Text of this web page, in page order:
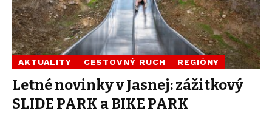
AKTUALITY CESTOVNÝ RUCH REGIÓNY
Letné novinky v Jasnej: zážitkový
SLIDE PARK a BIKE PARK